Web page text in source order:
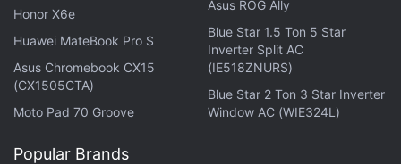
एक और सवाल उठता है कि इतने बड़े स्‍ट्रक्‍चर चांद पर लेकर कैसे
जाएगा इंसान। इसकी भी तैयारी वैज्ञानिकों ने की है। हनीबी इंजीनियर्स ने
एक ऑटोमेटिक सिस्‍टम तैयार किया है। इससे हरेक लूनरबेसर टावर चांद
जाया जाएगा। पूरा टावर उसके अंदर रहेगा जो चांद पर पहुंचने के बाद
Honor X6e
Huawei MateBook Pro S
Asus Chromebook CX15
(CX1505CTA)
Moto Pad 70 Groove
Asus ROG Ally
Blue Star 1.5 Ton 5 Star
Inverter Split AC
(IE518ZNURS)
Blue Star 2 Ton 3 Star Inverter
Window AC (WIE324L)
Popular Brands